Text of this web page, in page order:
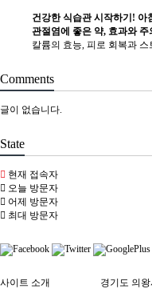
건강한 식습관 시작하기! 아
관절염에 좋은 약, 효과와
칼륨의 효능, 피로 회복과
Comments
글이 없습니다.
State
현재 접속자
오늘 방문자
어제 방문자
최대 방문자
사이트 소개
경기도 의